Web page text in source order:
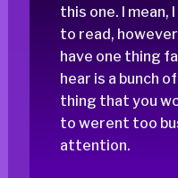
this one. I mean,
to read,
have one thing
hear is a bunch
thing that you
to werent too
attention.